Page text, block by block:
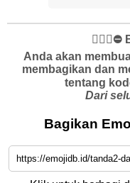
Anda akan
membagikan dan
tentang
Dari
Bagikan